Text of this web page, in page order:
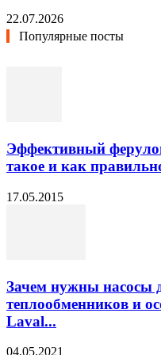
22.07.2026
Популярные посты
Эффективный
такое и как
17.05.2015
Зачем нужны насосы
теплообменников и
Laval...
04.05.2021